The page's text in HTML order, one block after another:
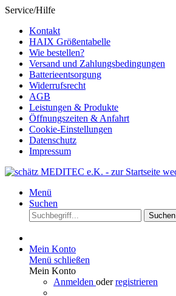
Service/Hilfe
Kontakt
HAIX Größentabelle
Wie bestellen?
Versand und Zahlungsbedingungen
Batterieentsorgung
Widerrufsrecht
AGB
Leistungen & Produkte
Öffnungszeiten & Anfahrt
Cookie-Einstellungen
Datenschutz
Impressum
Menü
Suchen
Suchen
Mein Konto
Menü schließen
Mein Konto
Anmelden oderregistrieren